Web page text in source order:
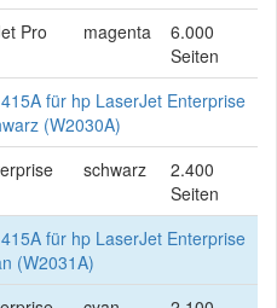
Pro
magenta
6.000
Seiten
für hp LaserJet Enterprise
(W2030A)
schwarz
2.400
Seiten
für hp LaserJet Enterprise
(W2031A)